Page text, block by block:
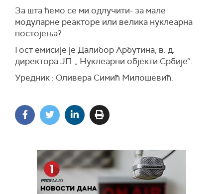
За шта ћемо се ми одлучити- за мале
модуларне реакторе или велика нуклеарна
постојења?
Гост емисије је Далибор Арбутина, в. д.
директора ЈП „ Нуклеарни објекти Србије“.
Уредник : Оливера Симић Милошевић.